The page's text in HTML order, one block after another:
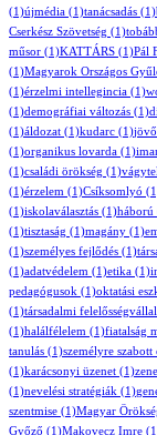
(1)újmédia (1)tanácsadás (1)
Cserkész Szövetség (1)
műsor (1)KATTÁRS (1)Pál
(1)Magyarok Országos
(1)érzelmi intellegincia (1)
(1)demográfiai változás (1)
(1)áldozat (1)kudarc (1)
(1)organikus lovarda (1)
(1)családi örökség (1)
(1)érzelem (1)Csíksomlyó
(1)iskolaválasztás (1)háború
(1)tisztaság (1)magány (1)
(1)személyes fejlődés (1)
(1)adatvédelem (1)etika (1)
pedagógusok (1)oktatási
(1)társadalmi
(1)halálfélelem (1)fiatalság
tanulás (1)személyre szabott
(1)karácsonyi üzenet (1)
(1)nevelési stratégiák (1)
szentmise (1)Magyar
Győző (1)Makovecz Imre